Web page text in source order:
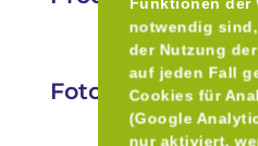
Funktionen der
notwendig
der Nutzung
auf jeden Fall
Cookies für
(Google
nur aktiviert,
Fotos